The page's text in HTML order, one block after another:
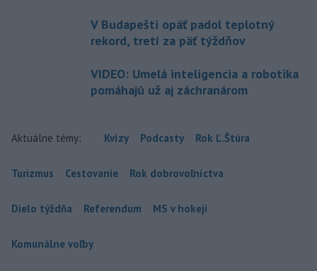
V Budapešti opäť padol teplotný
rekord, tretí za päť týždňov
VIDEO: Umelá inteligencia a robotika
pomáhajú už aj záchranárom
Aktuálne témy: Kvízy Podcasty Rok Ľ.Štúra
Turizmus Cestovanie Rok dobrovoľníctva
Dielo týždňa Referendum MS v hokeji
Komunálne voľby